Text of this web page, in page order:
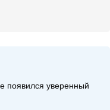
появился уверенный